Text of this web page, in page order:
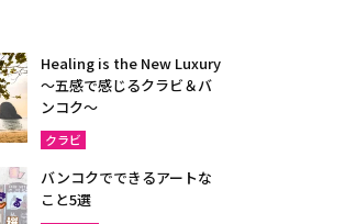
Healing is the New Luxury
～五感で感じるクラビ＆バ
ンコク～
クラビ
バンコクでできるアートな
こと5選